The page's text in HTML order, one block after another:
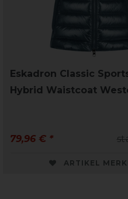
Eskadron Classic
Hybrid Waistcoat
79,96 € *
ARTIKEL